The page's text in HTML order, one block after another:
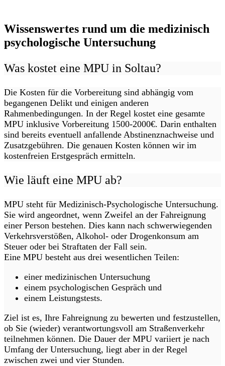
Wissenswertes rund um die medizinisch
psychologische Untersuchung
Was kostet eine MPU in Soltau?
Die Kosten für die Vorbereitung sind abhängig vom
begangenen Delikt und einigen anderen
Rahmenbedingungen. In der Regel kostet eine gesamte
MPU inklusive Vorbereitung 1500-2000€. Darin enthalten
sind bereits eventuell anfallende Abstinenznachweise und
Zusatzgebühren. Die genauen Kosten können wir im
kostenfreien Erstgespräch ermitteln.
Wie läuft eine MPU ab?
MPU steht für Medizinisch-Psychologische Untersuchung.
Sie wird angeordnet, wenn Zweifel an der Fahreignung
einer Person bestehen. Dies kann nach schwerwiegenden
Verkehrsverstößen, Alkohol- oder Drogenkonsum am
Steuer oder bei Straftaten der Fall sein.
Eine MPU besteht aus drei wesentlichen Teilen:
einer medizinischen Untersuchung
einem psychologischen Gespräch und
einem Leistungstests.
Ziel ist es, Ihre Fahreignung zu bewerten und festzustellen,
ob Sie (wieder) verantwortungsvoll am Straßenverkehr
teilnehmen können. Die Dauer der MPU variiert je nach
Umfang der Untersuchung, liegt aber in der Regel
zwischen zwei und vier Stunden.